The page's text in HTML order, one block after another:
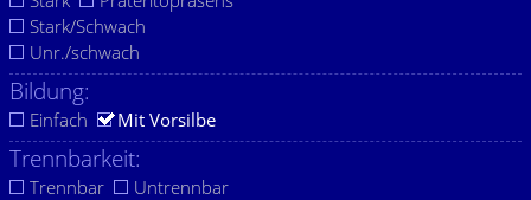
Stark/Schwach
Unr./schwach
Bildung:
Einfach Mit Vorsilbe
Trennbarkeit:
Trennbar
Untrennbar